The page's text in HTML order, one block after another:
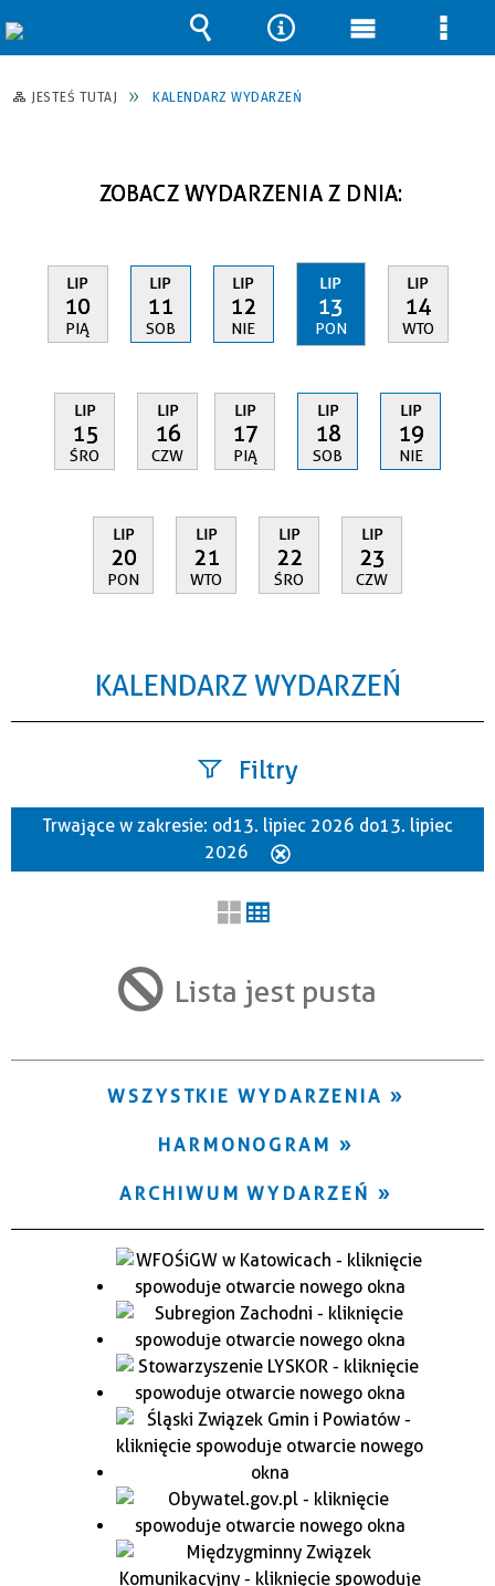
JESTEŚ TUTAJ KALENDARZ WYDARZEŃ
ZOBACZ WYDARZENIA Z DNIA:
LIP
10
PIĄ
LIP
11
SOB
LIP
12
NIE
LIP
13
PON
LIP
14
WTO
LIP
15
ŚRO
LIP
16
CZW
LIP
17
PIĄ
LIP
18
SOB
LIP
19
NIE
LIP
20
PON
LIP
21
WTO
LIP
22
ŚRO
LIP
23
CZW
KALENDARZ WYDARZEŃ
Filtry
Szukana fraza
Trwające w zakresie
Trwające w zakresie: od 13. lipiec 2026 do 13. lipiec
2026
Lista jest pusta
WSZYSTKIE WYDARZENIA
HARMONOGRAM
ARCHIWUM WYDARZEŃ
Wyszukiwarka
Narzędzia
Menu Menu